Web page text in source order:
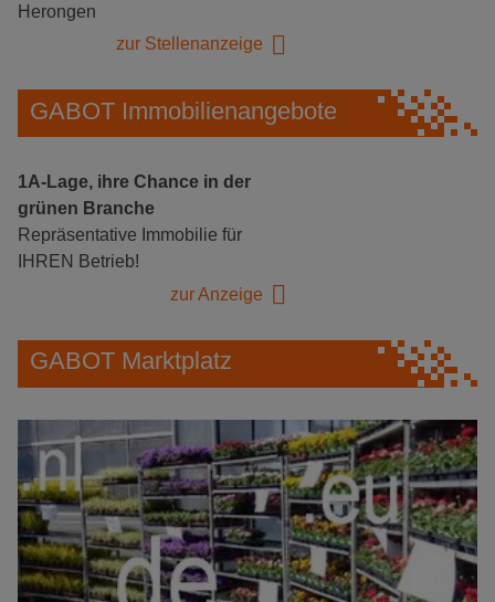
Herongen
zur Stellenanzeige
GABOT Immobilienangebote
1A-Lage, ihre Chance in der
grünen Branche
Repräsentative Immobilie für
IHREN Betrieb!
zur Anzeige
GABOT Marktplatz